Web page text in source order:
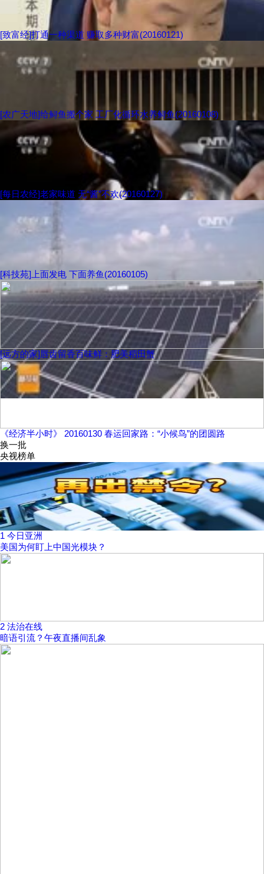
[致富经]打通一种渠道 赚取多种财富(20160121)
[农广天地]给鲟鱼搬个家 工厂化循环水养鲟鱼(20160108)
[每日农经]老家味道 无“酱”不欢(20160127)
[科技苑]上面发电 下面养鱼(20160105)
[远方的家]唇齿留香百味鲜：肥美稻田蟹
《经济半小时》 20160130 春运回家路：“小候鸟”的团圆路
换一批
央视榜单
1 今日亚洲
美国为何盯上中国光模块？
2 法治在线
暗语引流？午夜直播间乱象